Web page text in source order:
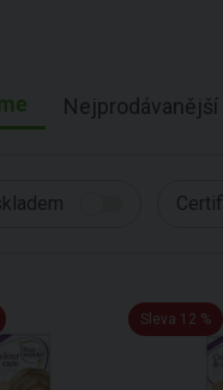
Nejprodávanější
Sleva 12 %